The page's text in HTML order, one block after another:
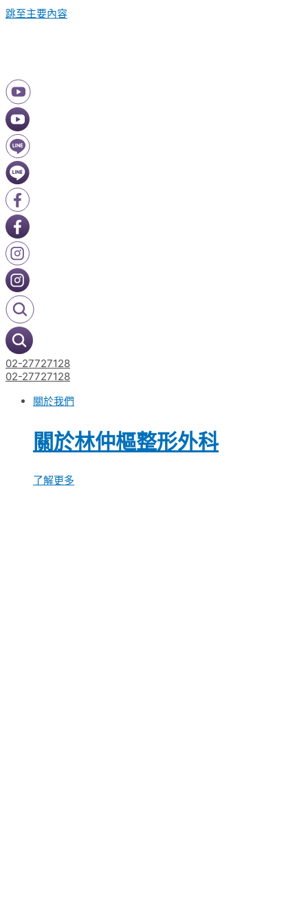
跳至主要內容
02-27727128
02-27727128
關於我們
關於林仲樞整形外科
了解更多